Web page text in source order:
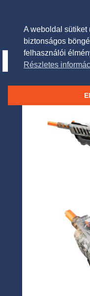
Bug-A-
A weboldal sütiket
biztonságos
felhasználói
Részletes